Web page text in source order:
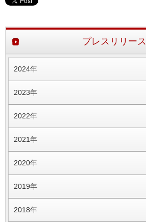
プレスリリース
2024年
2023年
2022年
2021年
2020年
2019年
2018年